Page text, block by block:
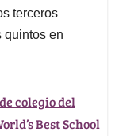
terceros
quintos en
colegio del
Best School